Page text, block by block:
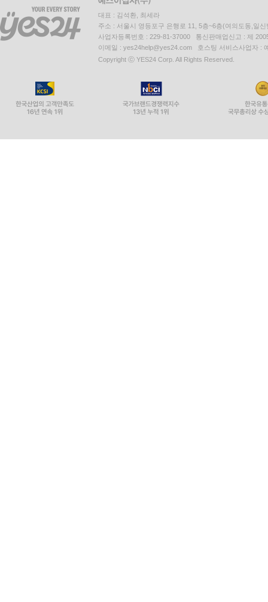
대표 : 김석환, 최세라
주소 : 서울시 영등포구 은행로 11, 5층~6층(여의도동,일신
사업자등록번호 : 229-81-37000 통신판매업신고 : 제
이메일 : yes24help@yes24.com 호스팅 서비스사업자 :
Copyright ⓒ YES24 Corp. All Rights Reserved.